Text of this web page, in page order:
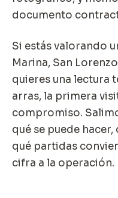
documento
Si estás valorando
Marina, San
quieres una lectura
arras, la primera
compromiso.
qué se puede
qué partidas
cifra a la operación.